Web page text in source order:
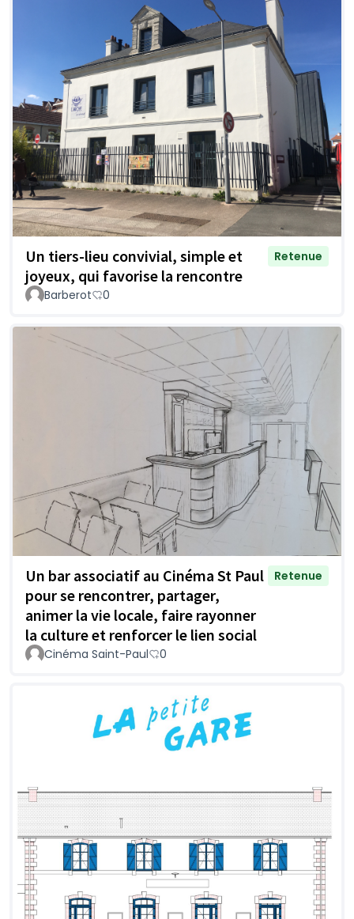
Un tiers-lieu convivial, simple et
joyeux, qui favorise la rencontre
Retenue
Barberot 0
Un bar associatif au Cinéma St Paul
pour se rencontrer, partager,
animer la vie locale, faire rayonner
la culture et renforcer le lien social
Retenue
Cinéma Saint-Paul 0